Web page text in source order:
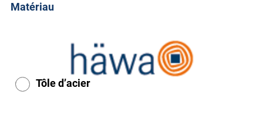
Matériau
Tôle d’acier